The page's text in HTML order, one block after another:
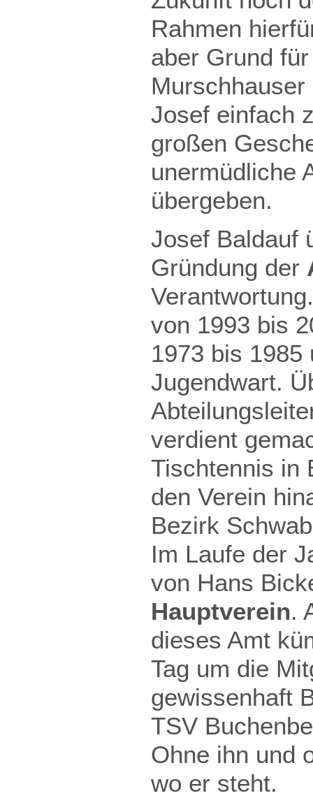
Rahmen
aber Grund
Josef einfach
großen
unermüdliche
übergeben.
Josef Baldauf
Gründung der
von 1993 bis
1973 bis 1985
Jugendwart.
verdient
Tischtennis in
den Verein
Bezirk
Im Laufe der
von Hans
Hauptverein.
dieses Amt
Tag um die
gewissenhaft
TSV
Ohne ihn und
wo er steht.